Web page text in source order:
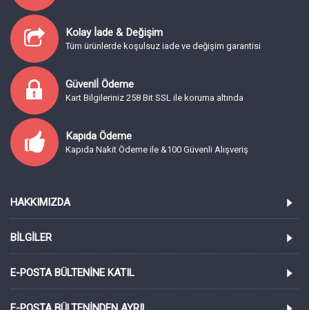
Kolay İade & Değişim
Tüm ürünlerde koşulsuz iade ve değişim garantisi
Güvenlİ Ödeme
Kart Bilgileriniz 258 Bit SSL ile koruma altında
Kapıda Ödeme
Kapıda Nakit Ödeme ile &100 Güvenli Alışveriş
HAKKIMIZDA
BILGILER
E-POSTA BÜLTENINE KATIL